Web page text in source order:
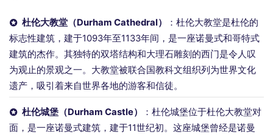
杜伦大教堂（Durham Cathedral）
：杜伦大教堂是杜伦的
标志性建筑，建于1093年至1133年间，是一座诺曼式和哥特式
建筑的杰作。其独特的双塔结构和大理石雕刻的西门是令人叹
为观止的景观之一。大教堂被联合国教科文组织列为世界文化
遗产，吸引着来自世界各地的游客和信徒。
杜伦城堡（Durham Castle）
：杜伦城堡位于杜伦大教堂对
面，是一座诺曼式建筑，建于11世纪初。这座城堡曾经是诺曼